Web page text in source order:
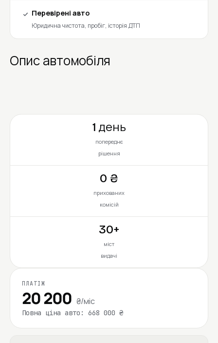
Перевірені авто
Юридична чистота, пробіг, історія ДТП
Опис автомобіля
1 день
попереднє
рішення
0 ₴
прихованих
комісій
30+
міст
видачі
ПЛАТІЖ
20 200 ₴/міс
Повна ціна авто: 668 000 ₴